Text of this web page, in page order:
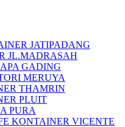
JATIPADANG
JL.MADRASAH
GADING
MERUYA
THAMRIN
PLUIT
PURA
KONTAINER VICENTE